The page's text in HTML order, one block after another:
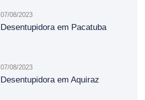
07/08/2023
Desentupidora em Pacatuba
07/08/2023
Desentupidora em Aquiraz